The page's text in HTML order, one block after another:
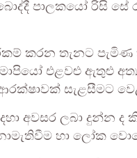
පාලකයෝ රිසි
කරන තැනට
එළවළු ඇතුළු
සැළසීමට
අවසර ලබා දුන්න ද
හා ලෝක